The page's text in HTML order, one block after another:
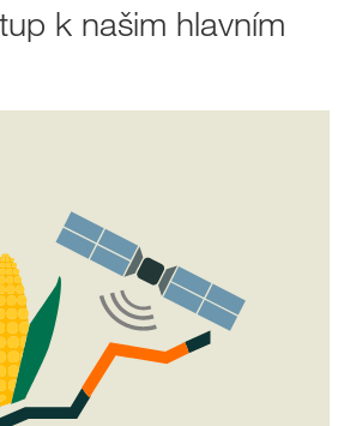
k našim hlavním